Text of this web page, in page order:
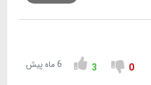
0
3 6 ماه پیش